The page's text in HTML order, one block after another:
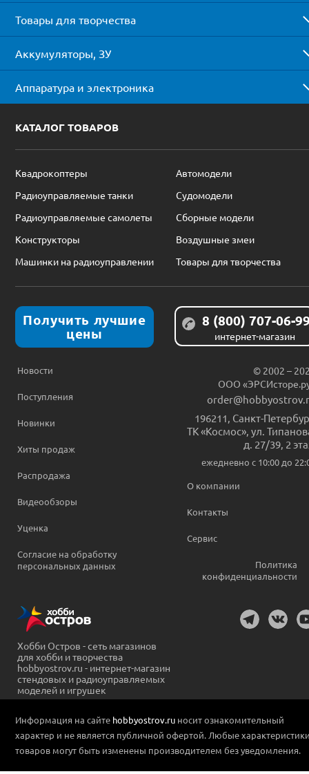
Товары для творчества
Аккумуляторы, ЗУ
Аппаратура и электроника
КАТАЛОГ ТОВАРОВ
Квадрокоптеры
Автомодели
Радиоуправляемые танки
Судомодели
Радиоуправляемые самолеты
Сборные модели
Конструкторы
Воздушные змеи
Машинки на радиоуправлении
Товары для творчества
Получить лучшие
цены
8 (800) 707-06-
интернет-магазин
Новости
Поступления
Новинки
Хиты продаж
Распродажа
Видеообзоры
Уценка
Согласие на обработку
персональных данных
© 2002 –
ООО
196211 Санкт-
ТК «Космос», ул.
д. 27/39, 2
ежедневно c 10:00 до
О компании
Контакты
Сервис
Политика
конфиденциальности
Хобби Остров - сеть магазинов
для хобби и творчества
hobbyostrov.ru - интернет-магазин
стендовых и радиоуправляемых
моделей и игрушек
Информация на сайте hobbyostrov.ru носит ознакомительный
характер и не является публичной офертой. Любые
товаров могут быть изменены производителем без уведомления.